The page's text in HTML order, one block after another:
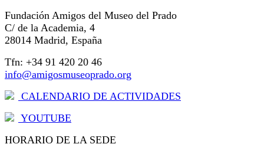
Fundación Amigos del Museo del Prado
C/ de la Academia, 4
28014 Madrid, España
Tfn: +34 91 420 20 46
info@amigosmuseoprado.org
CALENDARIO DE ACTIVIDADES
YOUTUBE
HORARIO DE LA SEDE